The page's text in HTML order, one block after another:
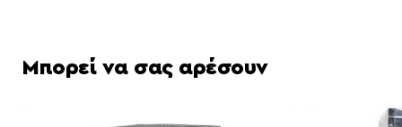
Μπορεί να σας αρέσουν